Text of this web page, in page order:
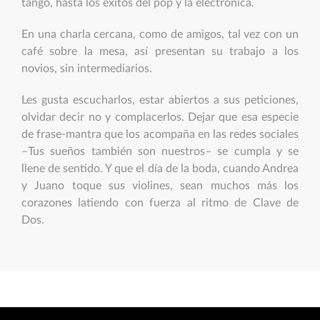
tango, hasta los éxitos del pop y la electrónica.
En una charla cercana, como de amigos, tal vez con un
café sobre la mesa, así presentan su trabajo a los
novios, sin intermediarios.
Les gusta escucharlos, estar abiertos a sus peticiones,
olvidar decir no y complacerlos. Dejar que esa especie
de frase-mantra que los acompaña en las redes sociales
–Tus sueños también son nuestros– se cumpla y se
llene de sentido. Y que el día de la boda, cuando Andrea
y Juano toque sus violines, sean muchos más los
corazones latiendo con fuerza al ritmo de Clave de
Dos.